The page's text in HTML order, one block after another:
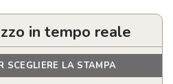
in tempo reale
SCEGLIERE LA STAMPA